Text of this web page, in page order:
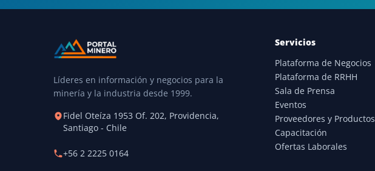
Líderes en información y negocios para la
minería y la industria desde 1999.
Fidel Oteíza 1953 Of. 202, Providencia,
Santiago - Chile
+56 2 2225 0164
Servicios
Plataforma de Negocios
Plataforma de RRHH
Sala de Prensa
Eventos
Proveedores y Productos
Capacitación
Ofertas Laborales